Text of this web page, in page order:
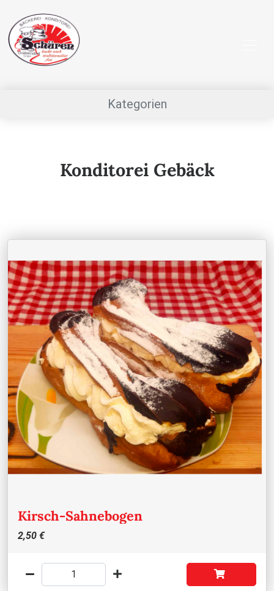
Kategorien
Konditorei Gebäck
Kirsch-Sahnebogen
2,50 €